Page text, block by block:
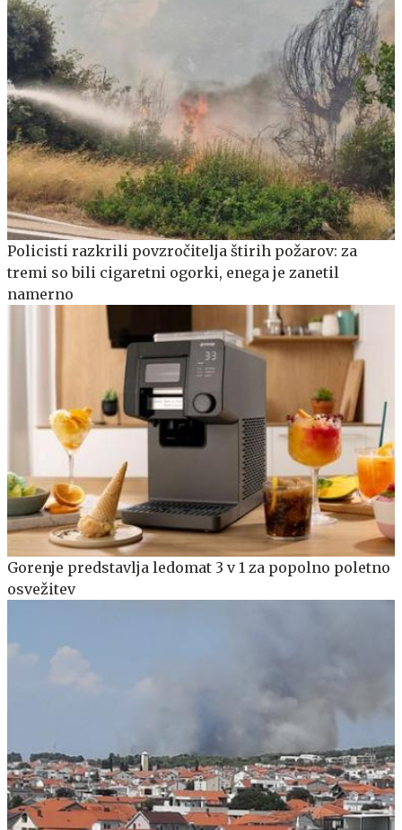
Policisti razkrili povzročitelja štirih požarov: za
tremi so bili cigaretni ogorki, enega je zanetil
namerno
Gorenje predstavlja ledomat 3 v 1 za popolno poletno
osvežitev